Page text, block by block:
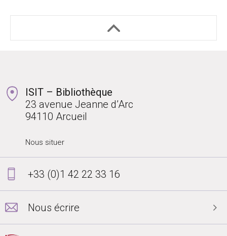
ISIT – Bibliothèque
23 avenue Jeanne d’Arc
94110 Arcueil
Nous situer
+33 (0)1 42 22 33 16
Nous écrire